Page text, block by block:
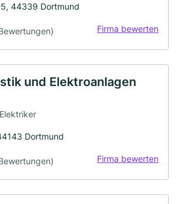
44339 Dortmund
Firma bewerten
und Elektroanlagen
Dortmund
Firma bewerten